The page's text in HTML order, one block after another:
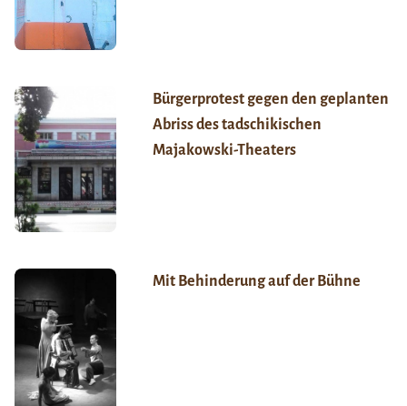
Bürgerprotest gegen den geplanten
Abriss des tadschikischen
Majakowski-Theaters
Mit Behinderung auf der Bühne